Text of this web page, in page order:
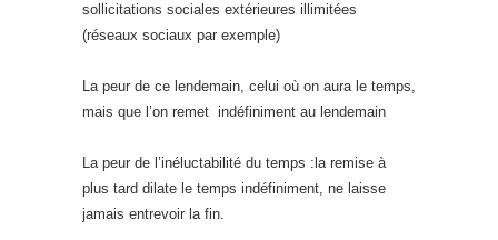
sollicitations sociales extérieures illimitées
(réseaux sociaux par exemple)
La peur de ce lendemain, celui où on aura le temps,
mais que l’on remet indéfiniment au lendemain
La peur de l’inéluctabilité du temps :la remise à
plus tard dilate le temps indéfiniment, ne laisse
jamais entrevoir la fin.